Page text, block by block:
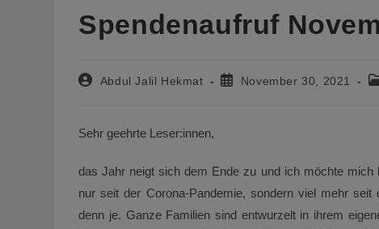
Spendenaufruf
Beitrags-
Abdul Jalil Hekmat
BeitragNovember 30, 2021
Sehr geehrte Leser:innen,
das Jahr neigt sich dem Ende zu und ich möchte
nur seit der Corona-Pandemie, sondern viel mehr
denn je. Ganze Familien sind entwurzelt in ihrem